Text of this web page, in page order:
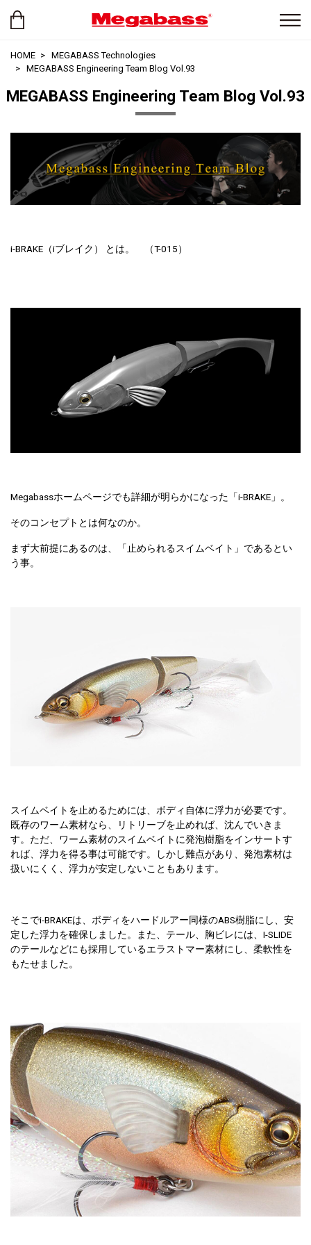
HOME
MEGABASS Technologies
MEGABASS Engineering Team Blog Vol.93
MEGABASS Engineering Team Blog Vol.93
i-BRAKE（iブレイク） とは。 （T-015）
Megabassホームページでも詳細が明らかになった「i-BRAKE」。
そのコンセプトとは何なのか。
まず大前提にあるのは、「止められるスイムベイト」であるとい
う事。
スイムベイトを止めるためには、ボディ自体に浮力が必要です。
既存のワーム素材なら、リトリーブを止めれば、沈んでいきま
す。ただ、ワーム素材のスイムベイトに発泡樹脂をインサートす
れば、浮力を得る事は可能です。しかし難点があり、発泡素材は
扱いにくく、浮力が安定しないこともあります。
そこでi-BRAKEは、ボディをハードルアー同様のABS樹脂にし、安
定した浮力を確保しました。また、テール、胸ビレには、I-SLIDE
のテールなどにも採用しているエラストマー素材にし、柔軟性を
もたせました。